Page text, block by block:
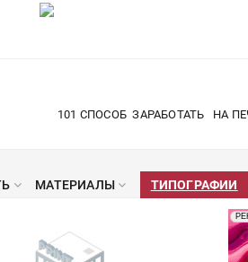
101 СПОСОБ ЗАРАБОТАТЬ НА
МАТЕРИАЛЫ ТИПОГРАФИИ